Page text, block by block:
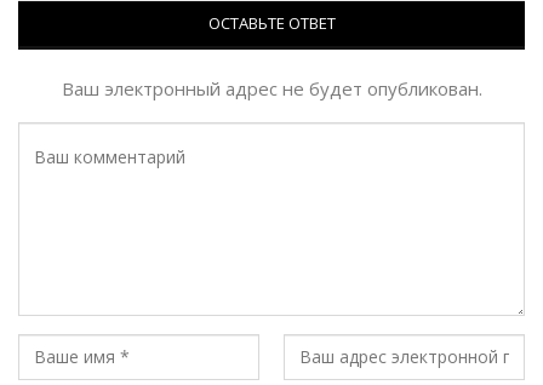
ОСТАВЬТЕ ОТВЕТ
Ваш электронный адрес не будет опубликован.